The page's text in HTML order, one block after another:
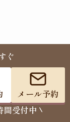
ラム増加して
かったため、
」とM様は驚
ぐ
メール予約
間受付中